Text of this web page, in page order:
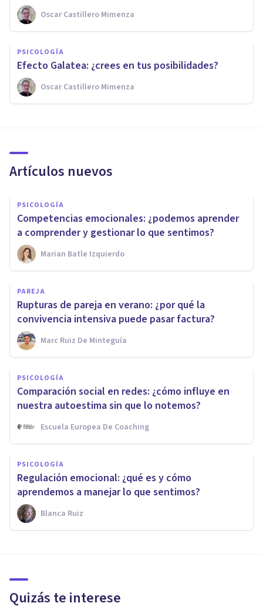
Oscar Castillero Mimenza
PSICOLOGÍA
​Efecto Galatea: ¿crees en tus posibilidades?
Oscar Castillero Mimenza
Artículos nuevos
PSICOLOGÍA
Competencias emocionales: ¿podemos aprender
a comprender y gestionar lo que sentimos?
Marian Batle Izquierdo
PAREJA
Rupturas de pareja en verano: ¿por qué la
convivencia intensiva puede pasar factura?
Marc Ruiz De Minteguía
PSICOLOGÍA
Comparación social en redes: ¿cómo influye en
nuestra autoestima sin que lo notemos?
Escuela Europea De Coaching
PSICOLOGÍA
Regulación emocional: ¿qué es y cómo
aprendemos a manejar lo que sentimos?
Blanca Ruiz
Quizás te interese